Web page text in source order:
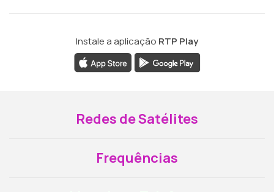
Instale a aplicação RTP Play
Redes de Satélites
Frequências